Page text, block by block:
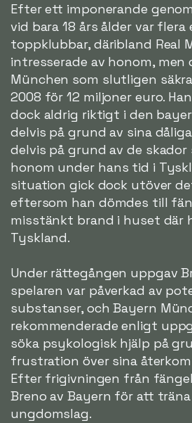
Efter ett imponerande
vid bara 18 års ålder var flera
toppklubbar, däribland Real
intresserade av honom, men
München som slutligen
2008 för 12 miljoner euro.
dock aldrig riktigt i den
delvis på grund av sina
delvis på grund av de skador
honom under hans tid i
situation gick dock utöver
eftersom han dömdes till
misstänkt brand i huset där
Tyskland.
Under rättegången uppgav
spelaren var påverkad av
substanser, och Bayern
rekommenderade enligt
söka psykologisk hjälp på
frustration över sina
Efter frigivningen från
Breno av Bayern för att
ungdomslag.